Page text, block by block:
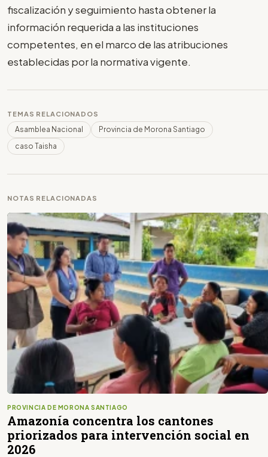
fiscalización y seguimiento hasta obtener la
información requerida a las instituciones
competentes, en el marco de las atribuciones
establecidas por la normativa vigente.
TEMAS RELACIONADOS
Asamblea Nacional
Provincia de Morona Santiago
caso Taisha
NOTAS RELACIONADAS
PROVINCIA DE MORONA SANTIAGO
Amazonía concentra los cantones
priorizados para intervención social en
2026